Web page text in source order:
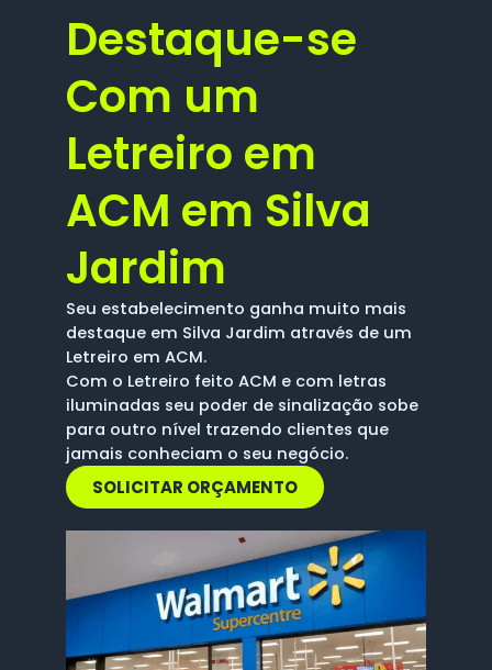
Destaque-se
Com um
Letreiro em
ACM em Silva
Jardim
Seu estabelecimento ganha muito mais
destaque em Silva Jardim através de um
Letreiro em ACM.
Com o Letreiro feito ACM e com letras
iluminadas seu poder de sinalização sobe
para outro nível trazendo clientes que
jamais conheciam o seu negócio.
SOLICITAR ORÇAMENTO